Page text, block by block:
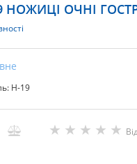
НОЖИЦІ ОЧНІ
Н-19
★ ★ ★ ★ ★